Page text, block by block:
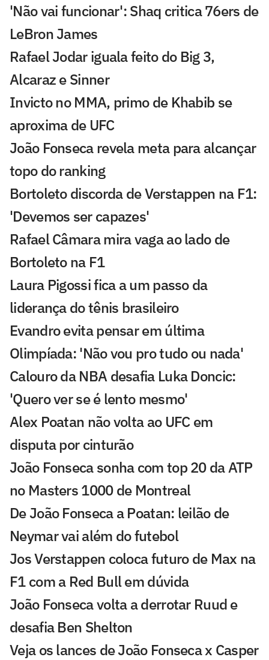
'Não vai funcionar': Shaq critica 76ers de
LeBron James
Rafael Jodar iguala feito do Big 3,
Alcaraz e Sinner
Invicto no MMA, primo de Khabib se
aproxima de UFC
João Fonseca revela meta para alcançar
topo do ranking
Bortoleto discorda de Verstappen na F1:
'Devemos ser capazes'
Rafael Câmara mira vaga ao lado de
Bortoleto na F1
Laura Pigossi fica a um passo da
liderança do tênis brasileiro
Evandro evita pensar em última
Olimpíada: 'Não vou pro tudo ou nada'
Calouro da NBA desafia Luka Doncic:
'Quero ver se é lento mesmo'
Alex Poatan não volta ao UFC em
disputa por cinturão
João Fonseca sonha com top 20 da ATP
no Masters 1000 de Montreal
De João Fonseca a Poatan: leilão de
Neymar vai além do futebol
Jos Verstappen coloca futuro de Max na
F1 com a Red Bull em dúvida
João Fonseca volta a derrotar Ruud e
desafia Ben Shelton
Veja os lances de João Fonseca x Casper